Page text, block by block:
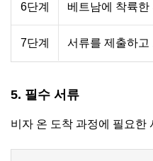
6단계 베트남에 착륙
7단계 서류를 제출하고
5. 필수 서류
비자 온 도착 과정에 필요한